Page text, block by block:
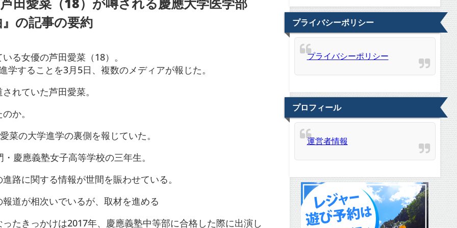
の記事の要約
る女優の芦田愛菜（18）。
することを3月5日、複数のメディアが報じた。
れていた芦田愛菜。
か。
菜の大学進学の裏側を報じていた。
慶應義塾女子高等学校の三年生。
路に関する情報が世間を賑わせている。
道が相次いでいるが、取材を進める
たきっかけは2017年、慶應義塾中等部に合格した際に出演し
プライバシーポリシー
プライバシーポリシー
プロフィール
運営者情報